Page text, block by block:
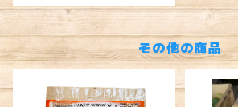
その他の商品